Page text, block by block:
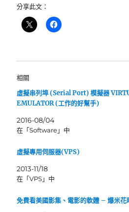
分享此文：
相關
虛擬串列埠 (Serial Port) 模擬器
EMULATOR (工作的好幫手)
2016-08/04
在「Software」中
虛擬專用伺服器(VPS)
2013-11/18
在「VPS」中
免費看美國影集、電影的軟體 – 爆米